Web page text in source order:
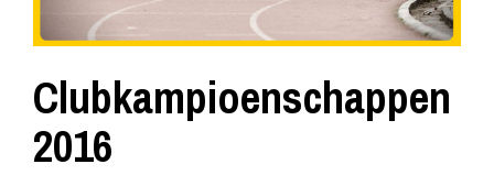
Clubkampioenschappen
2016